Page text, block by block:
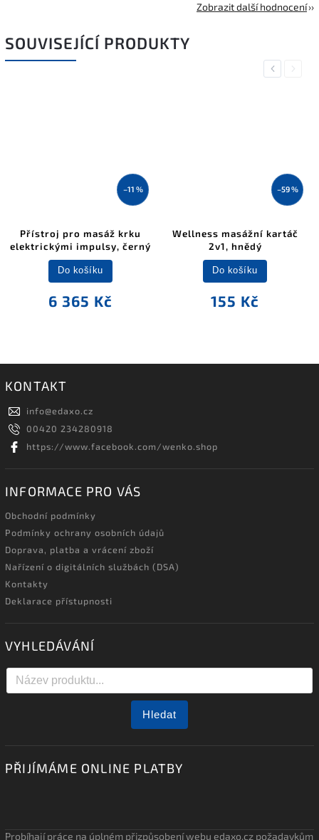
Zobrazit další hodnocení
SOUVISEJÍCÍ PRODUKTY
Previous
–11 %
Přístroj pro masáž krku
elektrickými impulsy, černý
6 365 Kč
Do košíku
–59 %
Wellness masážní kartáč
2v1, hnědý
155 Kč
Do košíku
Next
KONTAKT
info@edaxo.cz
00420 234280918
https://www.facebook.com/wenko.shop
INFORMACE PRO VÁS
Obchodní podmínky
Podmínky ochrany osobních údajů
Doprava, platba a vrácení zboží
Nařízení o digitálních službách (DSA)
Kontakty
Deklarace přístupnosti
VYHLEDÁVÁNÍ
Hledat
PŘIJÍMÁME ONLINE PLATBY
Probíhají práce na úplném přizpůsobení webu edaxo.cz požadavkům